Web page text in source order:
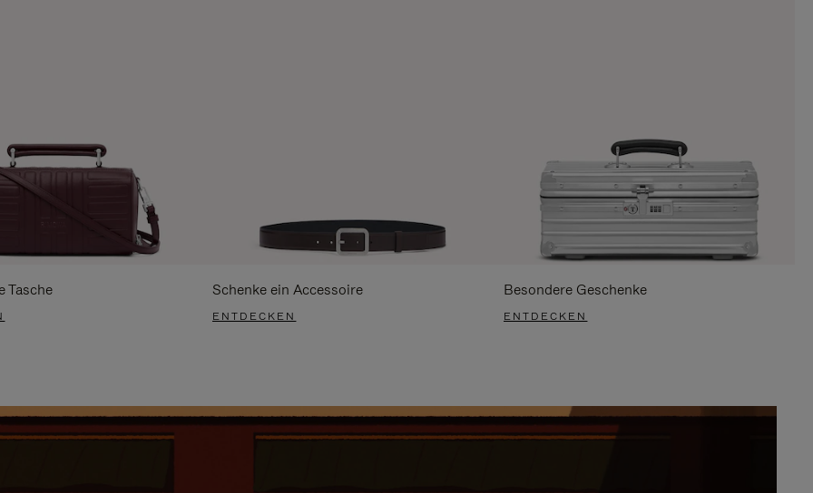
Tasche Schenke ein Accessoire
ENTDECKEN
Besondere Geschenke
ENTDECKEN